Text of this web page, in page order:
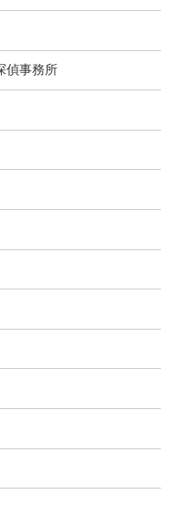
偵事務所